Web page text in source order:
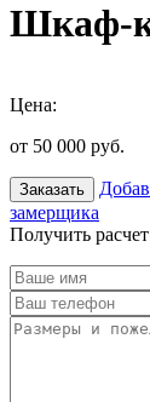
Шкаф-
Цена:
от 50 000 руб.
Заказать
замерщика
Получить расчет